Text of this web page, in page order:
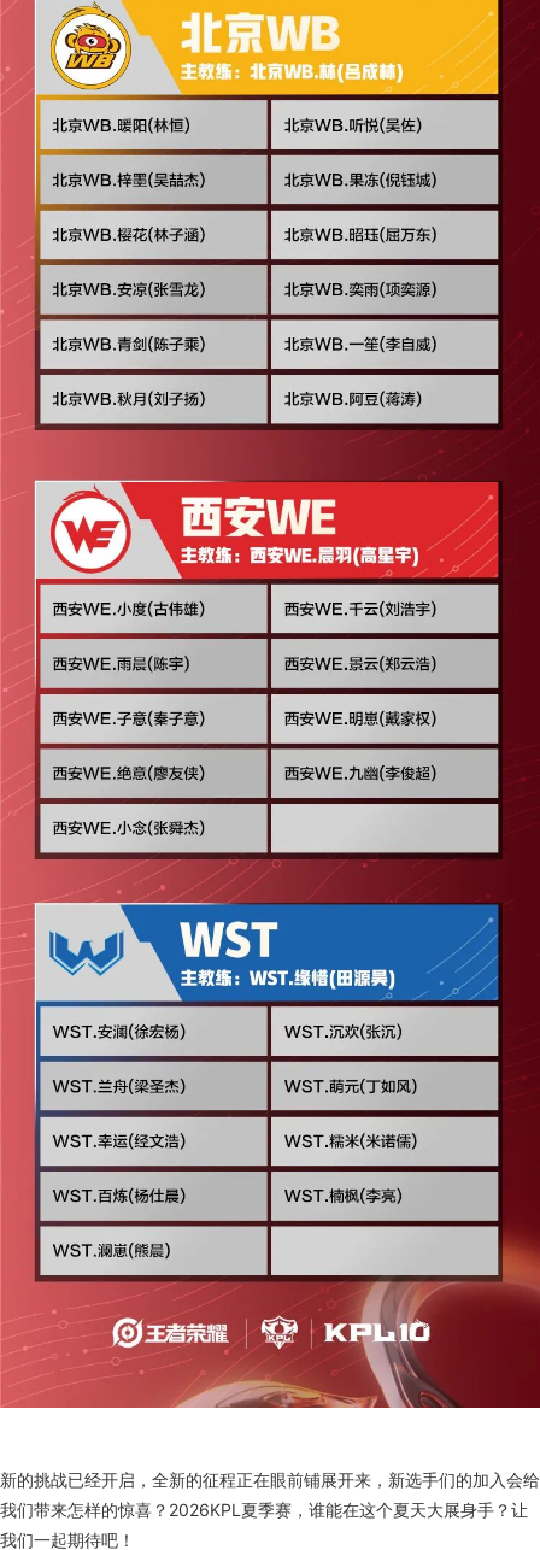
新的挑战已经开启，全新的征程正在眼前铺展开来，新选手们的加入会给
我们带来怎样的惊喜？2026KPL夏季赛，谁能在这个夏天大展身手？让
我们一起期待吧！